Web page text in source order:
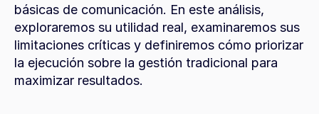
básicas de comunicación. En este análisis,
exploraremos su utilidad real, examinaremos sus
limitaciones críticas y definiremos cómo priorizar
la ejecución sobre la gestión tradicional para
maximizar resultados.